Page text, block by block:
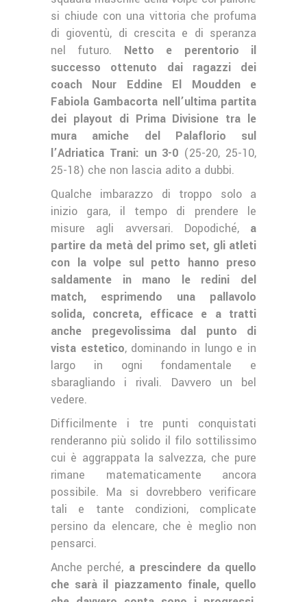
si chiude con una vittoria che profuma
di gioventù, di crescita e di speranza
nel futuro. Netto e perentorio il
successo ottenuto dai ragazzi dei
coach Nour Eddine El Moudden e
Fabiola Gambacorta nell’ultima partita
dei playout di Prima Divisione tra le
mura amiche del Palaflorio sul
l’Adriatica Trani: un 3-0 (25-20, 25-10,
25-18) che non lascia adito a dubbi.
Qualche imbarazzo di troppo solo a
inizio gara, il tempo di prendere le
misure agli avversari. Dopodiché, a
partire da metà del primo set, gli atleti
con la volpe sul petto hanno preso
saldamente in mano le redini del
match, esprimendo una pallavolo
solida, concreta, efficace e a tratti
anche pregevolissima dal punto di
vista estetico, dominando in lungo e in
largo in ogni fondamentale e
sbaragliando i rivali. Davvero un bel
vedere.
Difficilmente i tre punti conquistati
renderanno più solido il filo sottilissimo
cui è aggrappata la salvezza, che pure
rimane matematicamente ancora
possibile. Ma si dovrebbero verificare
tali e tante condizioni, complicate
persino da elencare, che è meglio non
pensarci.
Anche perché, a prescindere da quello
che sarà il piazzamento finale, quello